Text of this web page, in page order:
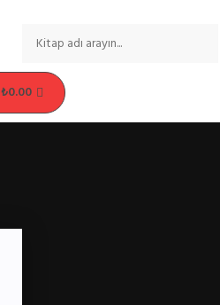
₺0.00